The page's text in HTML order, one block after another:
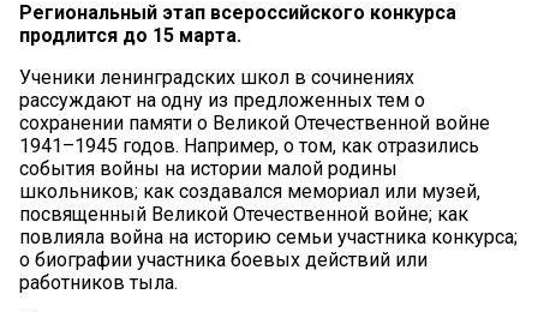
Региональный этап всероссийского конкурса
продлится до 15 марта.
Ученики ленинградских школ в сочинениях
рассуждают на одну из предложенных тем о
сохранении памяти о Великой Отечественной войне
1941–1945 годов. Например, о том, как отразились
события войны на истории малой родины
школьников; как создавался мемориал или музей,
посвященный Великой Отечественной войне; как
повлияла война на историю семьи участника конкурса;
о биографии участника боевых действий или
работников тыла.